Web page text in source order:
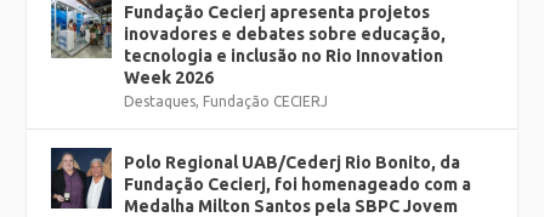
Fundação Cecierj apresenta projetos
inovadores e debates sobre educação,
tecnologia e inclusão no Rio Innovation
Week 2026
Destaques, Fundação CECIERJ
Polo Regional UAB/Cederj Rio Bonito, da
Fundação Cecierj, foi homenageado com a
Medalha Milton Santos pela SBPC Jovem